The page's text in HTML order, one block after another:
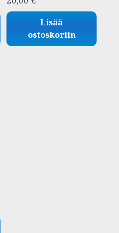
tuotteesta:
5.00
Lisää
ostoskoriin